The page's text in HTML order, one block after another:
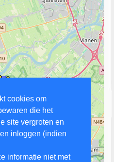
cookies om
die het
site vergroten en
inloggen (indien
informatie niet met